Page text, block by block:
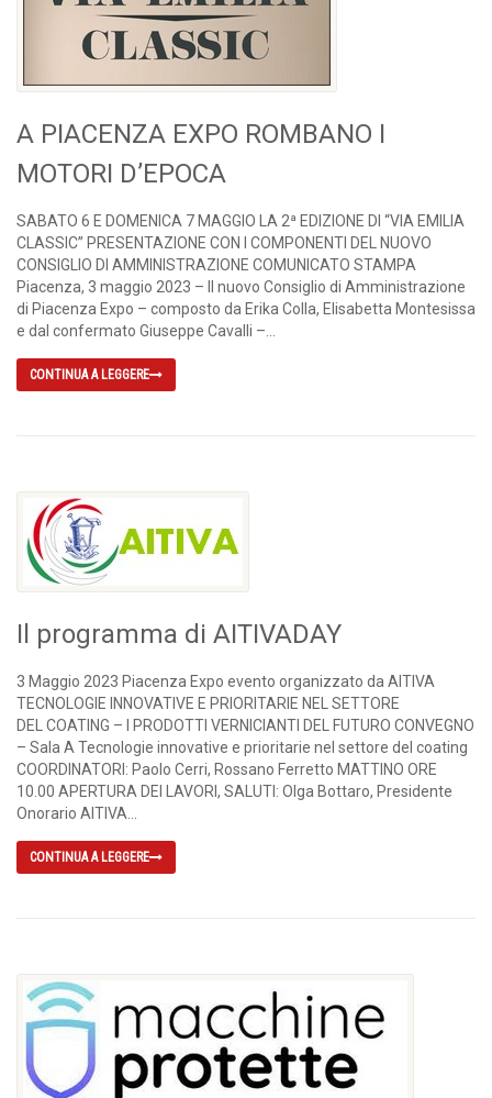
A PIACENZA EXPO ROMBANO I
MOTORI D’EPOCA
SABATO 6 E DOMENICA 7 MAGGIO LA 2ª EDIZIONE DI “VIA EMILIA
CLASSIC” PRESENTAZIONE CON I COMPONENTI DEL NUOVO
CONSIGLIO DI AMMINISTRAZIONE COMUNICATO STAMPA
Piacenza, 3 maggio 2023 – Il nuovo Consiglio di Amministrazione
di Piacenza Expo – composto da Erika Colla, Elisabetta Montesissa
e dal confermato Giuseppe Cavalli –...
CONTINUA A LEGGERE
Il programma di AITIVADAY
3 Maggio 2023 Piacenza Expo evento organizzato da AITIVA
TECNOLOGIE INNOVATIVE E PRIORITARIE NEL SETTORE
DEL COATING – I PRODOTTI VERNICIANTI DEL FUTURO CONVEGNO
– Sala A Tecnologie innovative e prioritarie nel settore del coating
COORDINATORI: Paolo Cerri, Rossano Ferretto MATTINO ORE
10.00 APERTURA DEI LAVORI, SALUTI: Olga Bottaro, Presidente
Onorario AITIVA...
CONTINUA A LEGGERE